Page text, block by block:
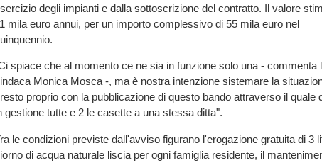
degli impianti e dalla sottoscrizione del contratto. Il valore
mila euro annui, per un importo complessivo di 55 mila euro nel
spiace che al momento ce ne sia in funzione solo una - commenta
Monica Mosca -, ma è nostra intenzione sistemare la
proprio con la pubblicazione di questo bando attraverso il quale
gestione tutte e 2 le casette a una stessa ditta".
le condizioni previste dall'avviso figurano l'erogazione gratuita di 3
di acqua naturale liscia per ogni famiglia residente, il